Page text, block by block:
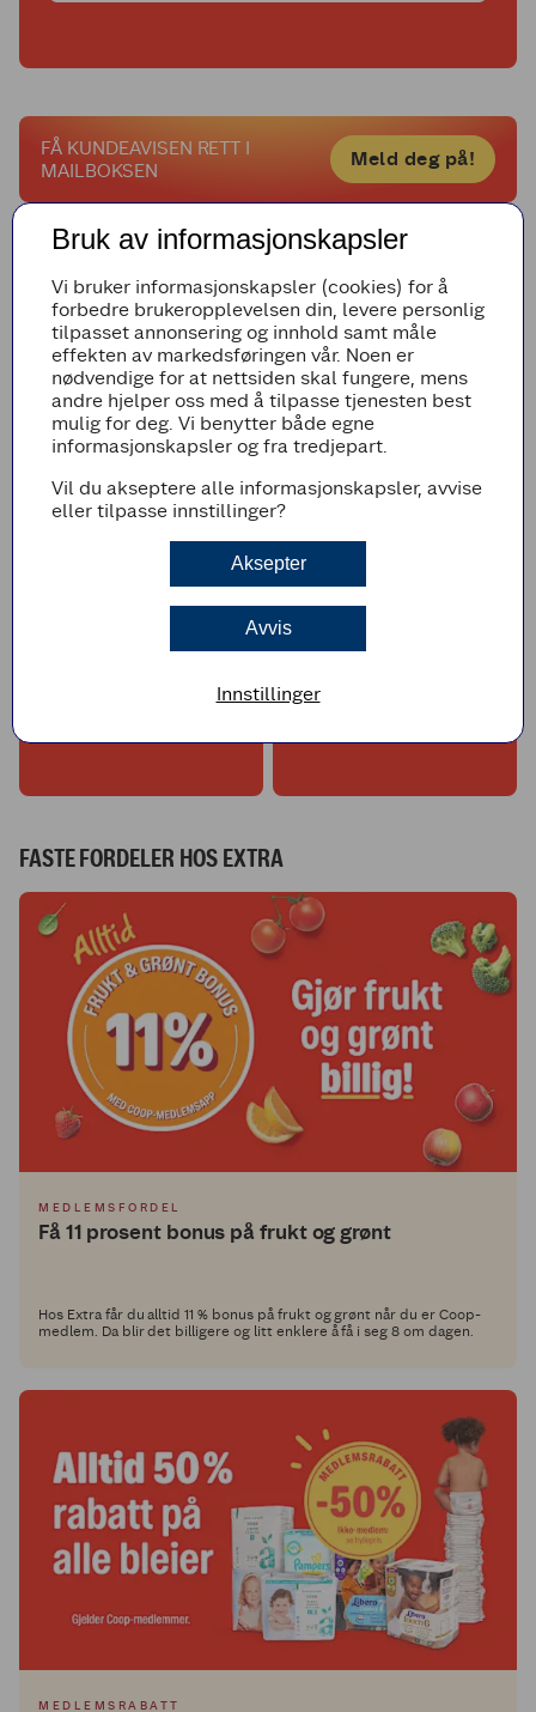
FÅ KUNDEAVISEN RETT I
MAILBOKSEN
Meld deg på!
SUNN MIDDAG FRUKT OG GRØNT
FASTE FORDELER HOS EXTRA
MEDLEMSFORDEL
Få 11 prosent bonus på frukt og grønt
Hos Extra får du alltid 11 % bonus på frukt og grønt når du er Coop-
medlem. Da blir det billigere og litt enklere å få i seg 8 om dagen.
MEDLEMSRABATT
Bruk av informasjonskapsler
Vi bruker informasjonskapsler (cookies) for å
forbedre brukeropplevelsen din, levere personlig
tilpasset annonsering og innhold samt måle
effekten av markedsføringen vår. Noen er
nødvendige for at nettsiden skal fungere, mens
andre hjelper oss med å tilpasse tjenesten best
mulig for deg. Vi benytter både egne
informasjonskapsler og fra tredjepart.
Vil du akseptere alle informasjonskapsler, avvise
eller tilpasse innstillinger?
Aksepter
Avvis
Innstillinger